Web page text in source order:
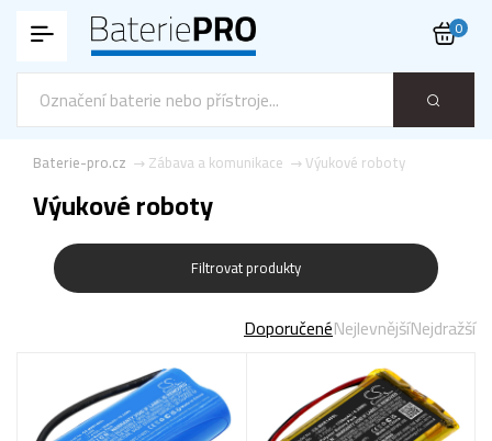
0
Výukové roboty
Zábava a komunikace
Baterie-pro.cz
Výukové roboty
Filtrovat produkty
DoporučenéNejlevnějšíNejdražší